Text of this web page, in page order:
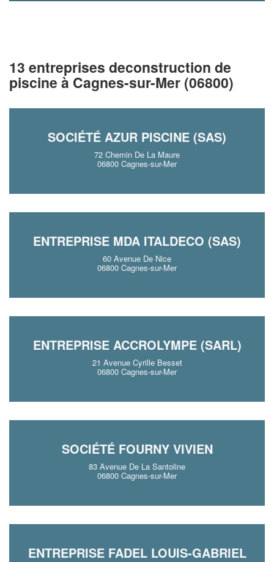
13 entreprises deconstruction de
piscine à Cagnes-sur-Mer (06800)
SOCIÉTÉ AZUR PISCINE (SAS)
72 Chemin De La Maure
06800 Cagnes-sur-Mer
ENTREPRISE MDA ITALDECO (SAS)
60 Avenue De Nice
06800 Cagnes-sur-Mer
ENTREPRISE ACCROLYMPE (SARL)
21 Avenue Cyrille Besset
06800 Cagnes-sur-Mer
SOCIÉTÉ FOURNY VIVIEN
83 Avenue De La Santoline
06800 Cagnes-sur-Mer
ENTREPRISE FADEL LOUIS-GABRIEL